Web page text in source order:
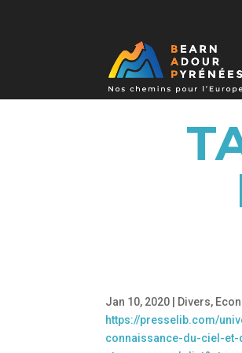
Jan 10, 2020 Divers,
https://presselib.com/
connaissance-du-ciel-